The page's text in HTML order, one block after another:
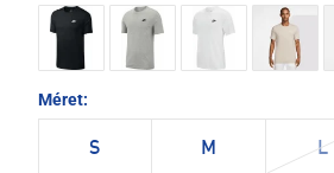
Méret:
S M L